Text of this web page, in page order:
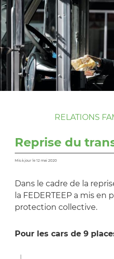
RELATIONS
Reprise du
Mis à jour le 12 mai 2020
Dans le cadre de la
la FEDERTEEP a mis en
protection collective.
Pour les cars de 9